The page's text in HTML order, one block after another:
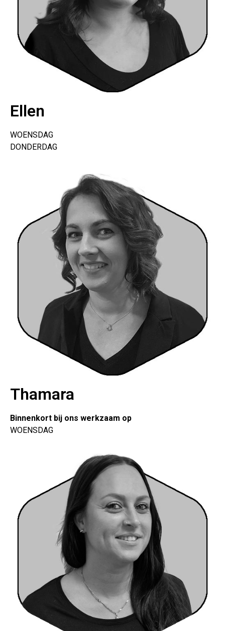
Ellen
WOENSDAG
DONDERDAG
Thamara
Binnenkort bij ons werkzaam op
WOENSDAG